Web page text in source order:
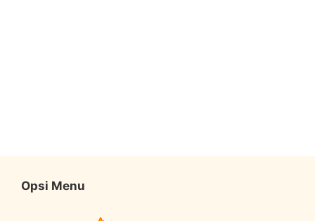
Opsi Menu